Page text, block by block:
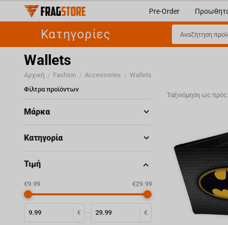
Pre-Order
Κατηγορίες
Wallets
Αρχική / Fashion / Accessories / Wallets
Ταξινόμηση ως πρός:
Φίλτρα προϊόντων
Μάρκα
Κατηγορία
Τιμή
€ €
‎€9.99 ‎€29.99